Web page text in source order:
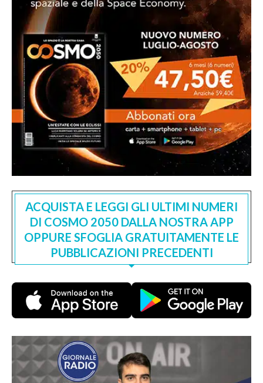
ACQUISTA E LEGGI GLI ULTIMI NUMERI
DI COSMO 2050 DALLA NOSTRA APP
OPPURE SFOGLIA GRATUITAMENTE LE
PUBBLICAZIONI PRECEDENTI